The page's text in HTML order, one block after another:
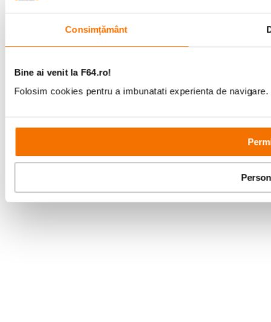
Consimțământ
Bine ai venit la F64.ro!
Folosim cookies pentru a imbunatati experienta de